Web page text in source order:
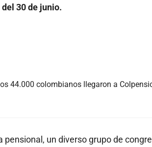
30 de junio.
44.000 colombianos llegaron a
un diverso grupo de